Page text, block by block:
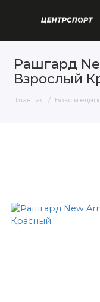
Рашгард
Взрослый
Главная Бокс и